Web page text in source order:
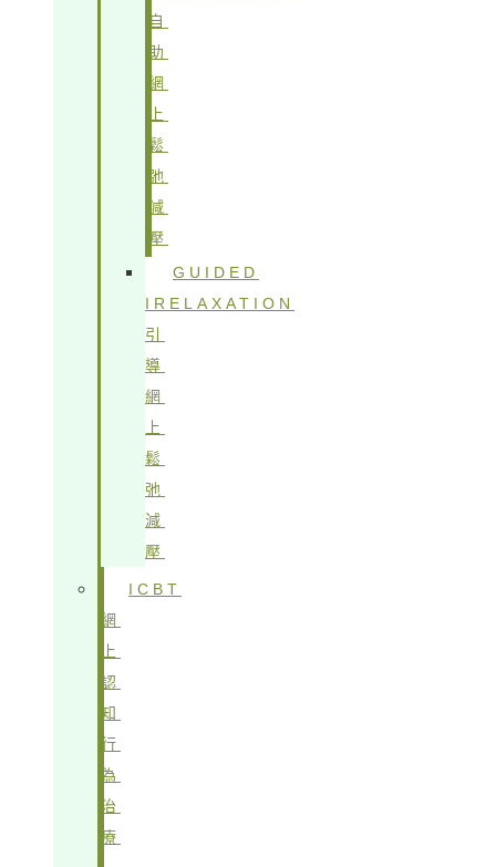
自
助
網
上
鬆
弛
減
壓
GUIDED
IRELAXATION
引
導
網
上
鬆
弛
減
壓
ICBT
網
上
認
知
行
為
治
療